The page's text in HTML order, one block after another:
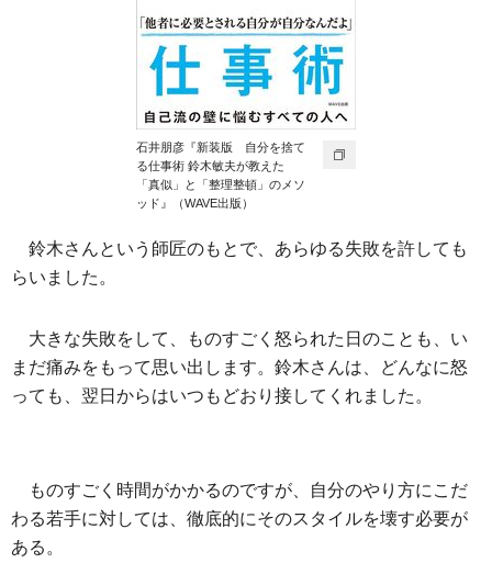
石井朋彦『新装版 自分を捨て
る仕事術 鈴木敏夫が教えた
「真似」と「整理整頓」のメソ
ッド』（WAVE出版）
鈴木さんという師匠のもとで、あらゆる失敗を許しても
らいました。
大きな失敗をして、ものすごく怒られた日のことも、い
まだ痛みをもって思い出します。鈴木さんは、どんなに怒
っても、翌日からはいつもどおり接してくれました。
ものすごく時間がかかるのですが、自分のやり方にこだ
わる若手に対しては、徹底的にそのスタイルを壊す必要が
ある。